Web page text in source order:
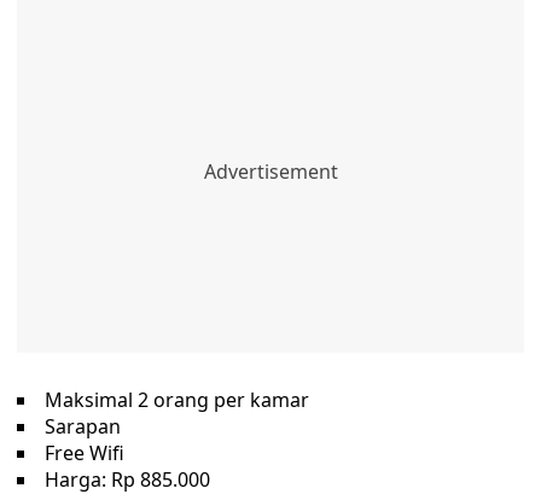
Maksimal 2 orang per kamar
Sarapan
Free Wifi
Harga: Rp 885.000